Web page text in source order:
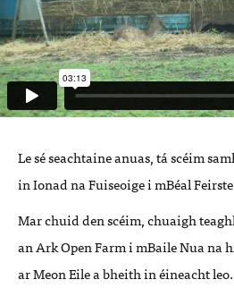
Le sé seachtaine anuas, tá scéim
in Ionad na Fuiseoige i mBéal
Mar chuid den scéim, chuaigh
an Ark Open Farm i mBaile Nua na
ar Meon Eile a bheith in éineacht